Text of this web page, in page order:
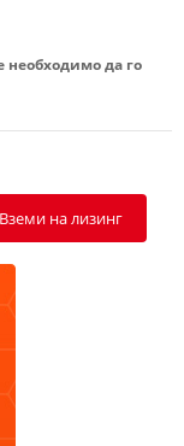
необходимо да го
Вземи на лизинг